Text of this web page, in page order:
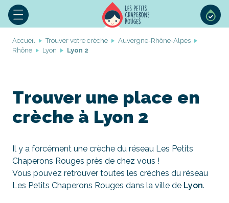
Accueil Trouver votre crèche
Auvergne-Rhône-Alpes
Rhône
Lyon Lyon 2
Trouver une place en
crèche à Lyon 2
Il y a forcément une crèche du réseau Les Petits
Chaperons Rouges près de chez vous !
Vous pouvez retrouver toutes les crèches du réseau
Les Petits Chaperons Rouges dans la ville de Lyon.